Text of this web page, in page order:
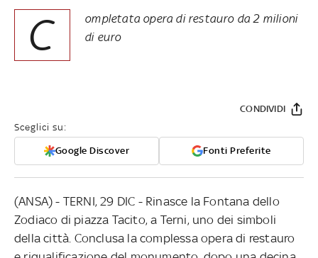
C
ompletata opera di restauro da 2 milioni
di euro
Sceglici su:
Google Discover Fonti Preferite
CONDIVIDI
(ANSA) - TERNI, 29 DIC - Rinasce la Fontana dello
Zodiaco di piazza Tacito, a Terni, uno dei simboli
della città. Conclusa la complessa opera di restauro